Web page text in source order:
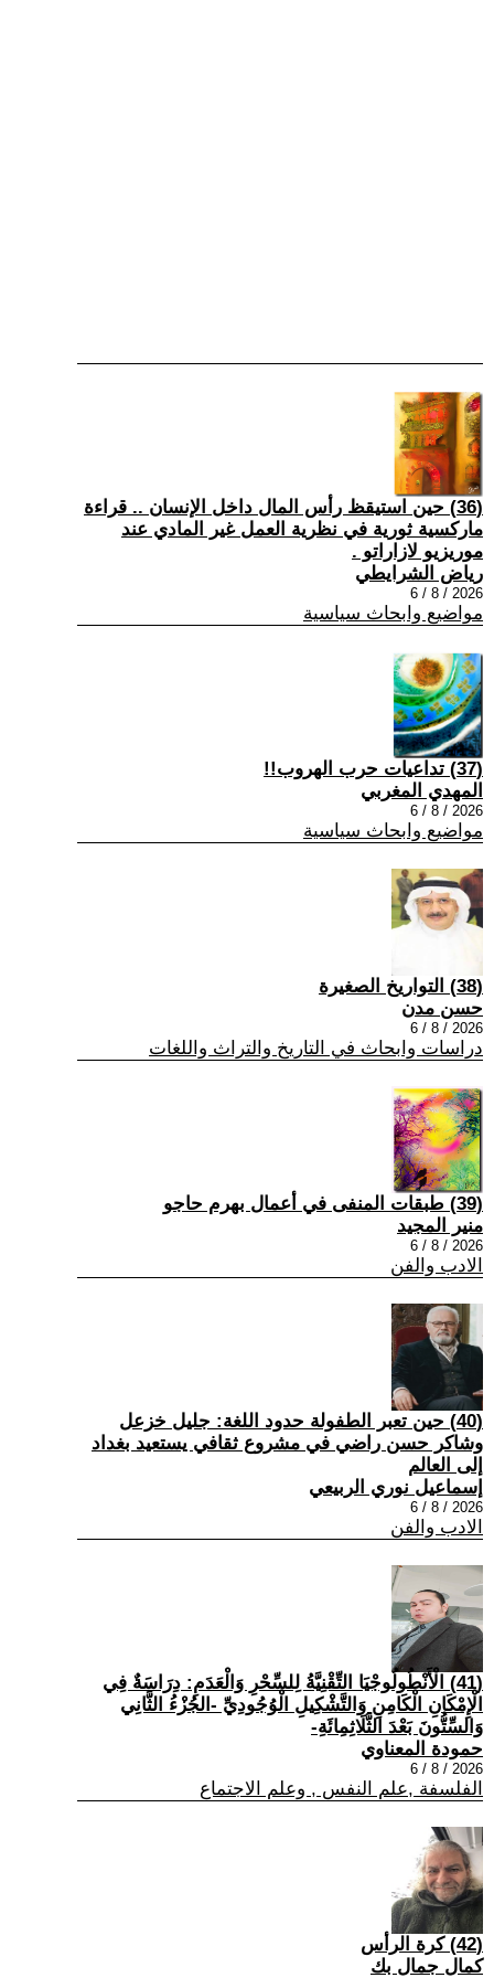
(36) حين استيقظ رأس المال داخل الإنسان .. قراءة
ماركسية ثورية في نظرية العمل غير المادي عند
موريزيو لازاراتو .
رياض الشرايطي
2026 / 8 / 6
مواضيع وابحاث سياسية
(37) تداعيات حرب الهروب!!
المهدي المغربي
2026 / 8 / 6
مواضيع وابحاث سياسية
(38) التواريخ الصغيرة
حسن مدن
2026 / 8 / 6
دراسات وابحاث في التاريخ والتراث واللغات
(39) طبقات المنفى في أعمال بهرم حاجو
منير المجيد
2026 / 8 / 6
الادب والفن
(40) حين تعبر الطفولة حدود اللغة: جليل خزعل
وشاكر حسن راضي في مشروع ثقافي يستعيد بغداد
إلى العالم
إسماعيل نوري الربيعي
2026 / 8 / 6
الادب والفن
(41) الْأَنْطُولُوجْيَا التِّقْنِيَّةُ لِلسِّحْرِ وَالْعَدَمِ: دِرَاسَةٌ فِي
الْإِمْكَانِ الْكَامِنِ وَالتَّشْكِيلِ الْوُجُودِيِّ -الجُزْءُ الثَّانِي
وَالسِّتُّونَ بَعْدَ الثَّلَاثِمِائَةِ-
حمودة المعناوي
2026 / 8 / 6
الفلسفة ,علم النفس , وعلم الاجتماع
(42) كرة الرأس
كمال جمال بك